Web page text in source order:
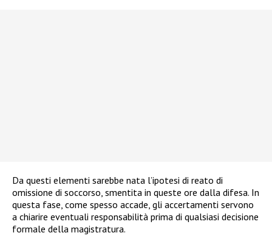
Da questi elementi sarebbe nata l’ipotesi di reato di
omissione di soccorso, smentita in queste ore dalla difesa. In
questa fase, come spesso accade, gli accertamenti servono
a chiarire eventuali responsabilità prima di qualsiasi decisione
formale della magistratura.